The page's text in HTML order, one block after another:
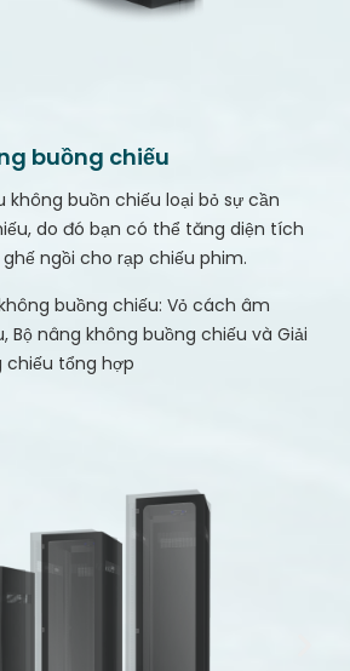
buồng chiếu
không buồn chiếu loại bỏ sự cần
do đó bạn có thể tăng diện tích
ngồi cho rạp chiếu phim.
buồng chiếu: Vỏ cách âm
Bộ nâng không buồng chiếu và Giải
chiếu tổng hợp